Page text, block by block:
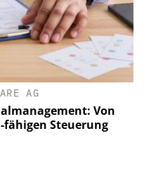
AG
Von
Steuerung